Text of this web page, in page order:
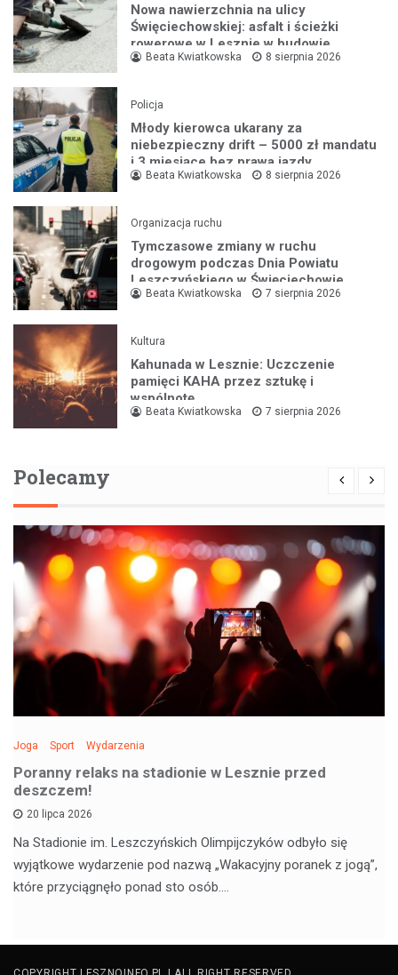
Nowa nawierzchnia na ulicy
Święciechowskiej: asfalt i ścieżki
rowerowe w Lesznie w budowie
Beata Kwiatkowska 8 sierpnia 2026
Policja
Młody kierowca ukarany za
niebezpieczny drift – 5000 zł mandatu
i 3 miesiące bez prawa jazdy
Beata Kwiatkowska 8 sierpnia 2026
Organizacja ruchu
Tymczasowe zmiany w ruchu
drogowym podczas Dnia Powiatu
Leszczyńskiego w Święciechowie
Beata Kwiatkowska 7 sierpnia 2026
Kultura
Kahunada w Lesznie: Uczczenie
pamięci KAHA przez sztukę i
wspólnotę
Beata Kwiatkowska 7 sierpnia 2026
Polecamy
Joga Sport Wydarzenia
Poranny relaks na stadionie w Lesznie przed
deszczem!
20 lipca 2026
Na Stadionie im. Leszczyńskich Olimpijczyków odbyło się
wyjątkowe wydarzenie pod nazwą „Wakacyjny poranek z jogą”,
które przyciągnęło ponad sto osób.…